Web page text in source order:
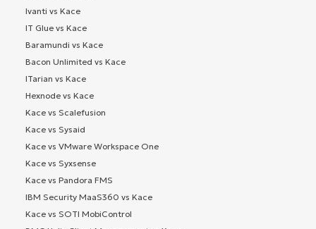
Ivanti vs Kace
IT Glue vs Kace
Baramundi vs Kace
Bacon Unlimited vs Kace
ITarian vs Kace
Hexnode vs Kace
Kace vs Scalefusion
Kace vs Sysaid
Kace vs VMware Workspace One
Kace vs Syxsense
Kace vs Pandora FMS
IBM Security MaaS360 vs Kace
Kace vs SOTI MobiControl